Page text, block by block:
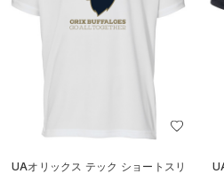
UAオリックス テック ショートスリ